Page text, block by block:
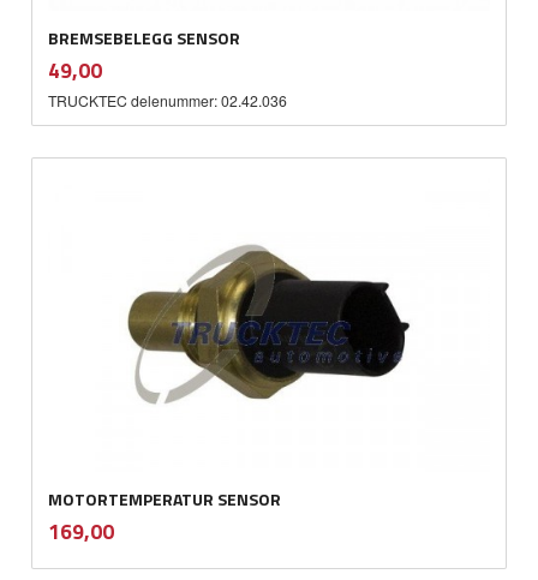
BREMSEBELEGG SENSOR
Pris
49,00mva.
TRUCKTEC delenummer: 02.42.036
MOTORTEMPERATUR SENSOR
Pris
169,00mva.